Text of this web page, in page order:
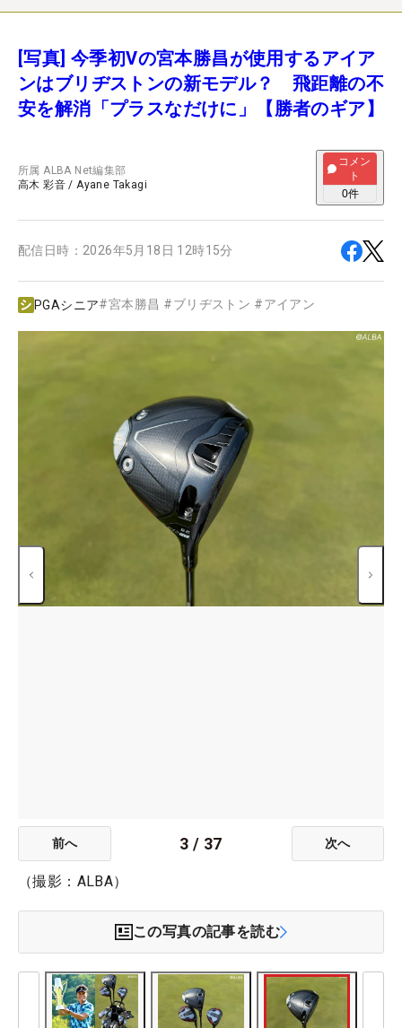
[写真] 今季初Vの宮本勝昌が使用するアイア
ンはブリヂストンの新モデル？ 飛距離の不
安を解消「プラスなだけに」【勝者のギア】
所属ALBA Net編集部
高木 彩音 /Ayane Takagi
コメン
ト
0件
配信日時： 2026年5月18日 12時15分
PGAシニア#宮本勝昌 #ブリヂストン #アイアン
前へ 3 / 37 次へ
（撮影：ALBA）
この写真の記事を読む